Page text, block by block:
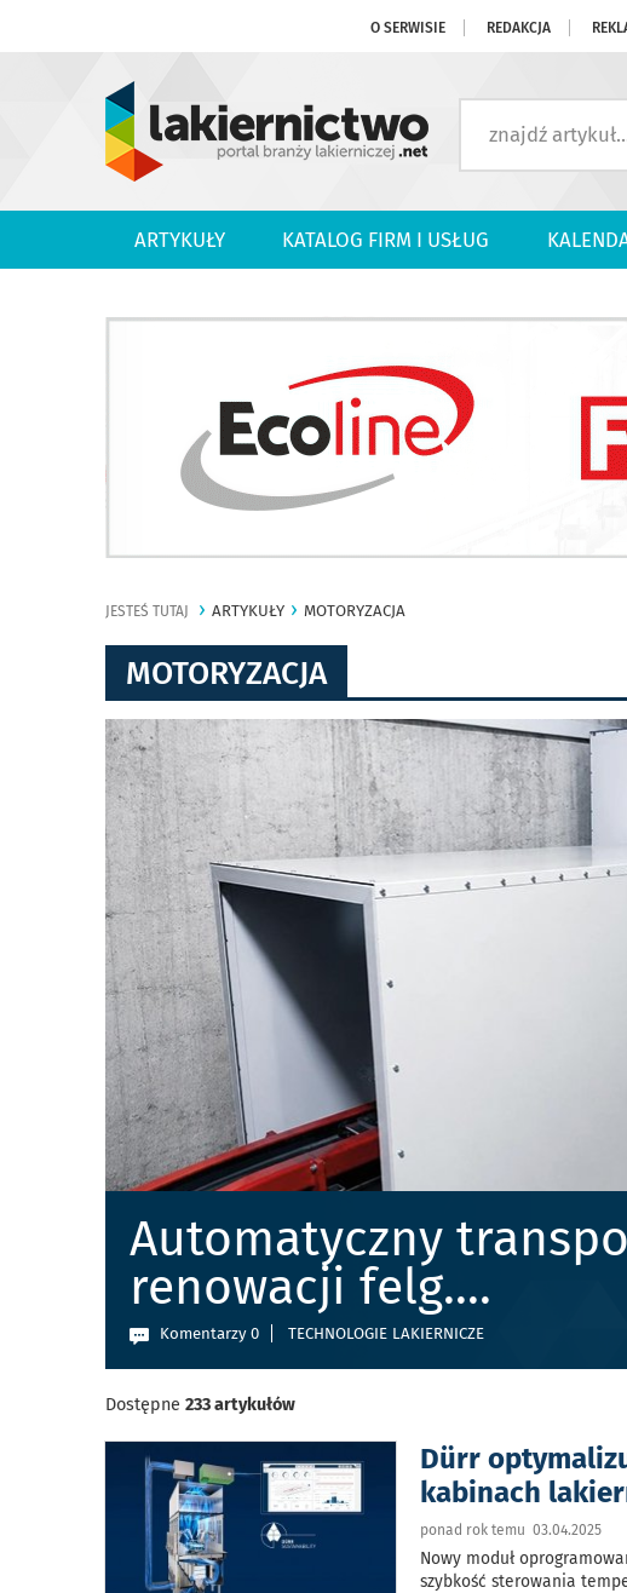
O SERWISIE REDAKCJA
ARTYKUŁY KATALOG FIRM I USŁUG
JESTEŚ TUTAJ ARTYKUŁY MOTORYZACJA
MOTORYZACJA
Automatyczny
renowacji felg....
Komentarzy 0 TECHNOLOGIE LAKIERNICZE
Dostępne 233 artykułów
Dürr
kabinach
ponad rok temu 03.04.2025
Nowy moduł
szybkość sterowania